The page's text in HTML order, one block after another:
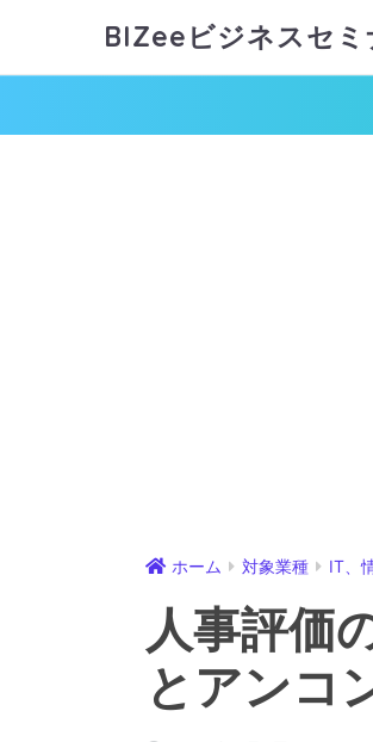
BIZeeビジネスセミ
ホーム 対象業種 IT、
人事評価
とアンコ